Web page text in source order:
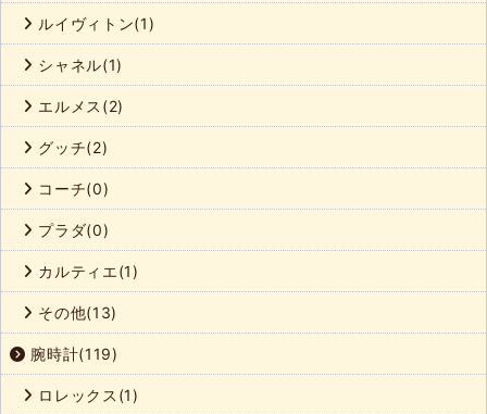
ルイヴィトン(1)
シャネル(1)
エルメス(2)
グッチ(2)
コーチ(0)
プラダ(0)
カルティエ(1)
その他(13)
腕時計(119)
ロレックス(1)